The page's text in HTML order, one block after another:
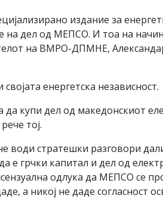
издание за
на дел од МЕПСО. И тоа на
на ВМРО-ДПМНЕ,
енергетска независност.
да купи дел од македонскиот
тој.
води стратешки разговори
е грчки капитал и дел од
одлука да МЕПСО се
а никој не даде согласност